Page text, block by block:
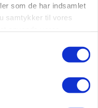
som de har indsamlet
samtykker til vores
mod ny